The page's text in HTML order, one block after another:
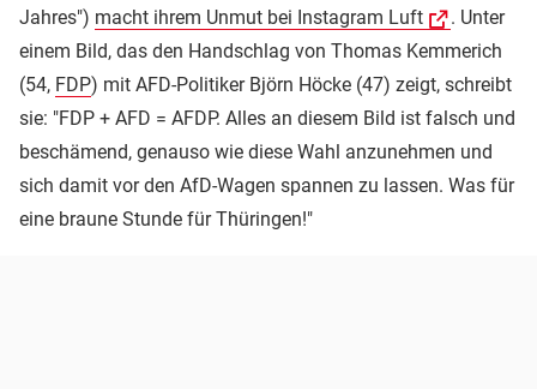
Jahres") macht ihrem Unmut bei Instagram Luft
. Unter
einem Bild, das den Handschlag von Thomas Kemmerich
(54, FDP) mit AFD-Politiker Björn Höcke (47) zeigt, schreibt
sie: "FDP + AFD = AFDP. Alles an diesem Bild ist falsch und
beschämend, genauso wie diese Wahl anzunehmen und
sich damit vor den AfD-Wagen spannen zu lassen. Was für
eine braune Stunde für Thüringen!"